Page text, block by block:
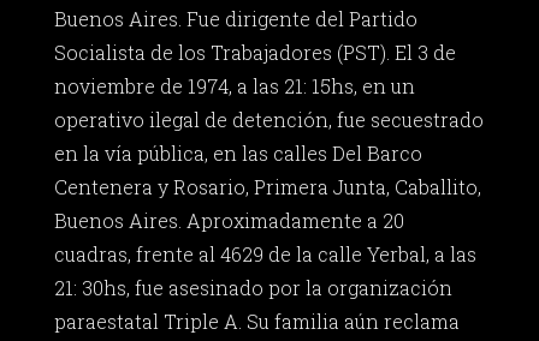
Buenos Aires. Fue dirigente del Partido
Socialista de los Trabajadores (PST). El 3 de
noviembre de 1974, a las 21: 15hs, en un
operativo ilegal de detención, fue secuestrado
en la vía pública, en las calles Del Barco
Centenera y Rosario, Primera Junta, Caballito,
Buenos Aires. Aproximadamente a 20
cuadras, frente al 4629 de la calle Yerbal, a las
21: 30hs, fue asesinado por la organización
paraestatal Triple A. Su familia aún reclama